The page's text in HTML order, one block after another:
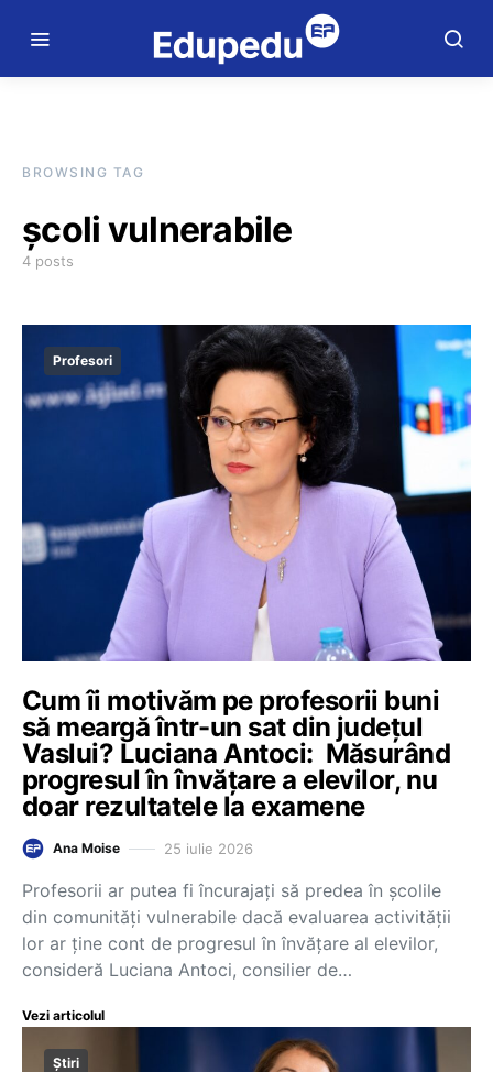
BROWSING TAG
școli vulnerabile
4 posts
Profesori
Cum îi motivăm pe profesorii buni
să meargă într-un sat din județul
Vaslui? Luciana Antoci: Măsurând
progresul în învățare a elevilor, nu
doar rezultatele la examene
Ana Moise 25 iulie 2026
Profesorii ar putea fi încurajați să predea în școlile
din comunități vulnerabile dacă evaluarea activității
lor ar ține cont de progresul în învățare al elevilor,
consideră Luciana Antoci, consilier de…
Vezi articolul
Știri